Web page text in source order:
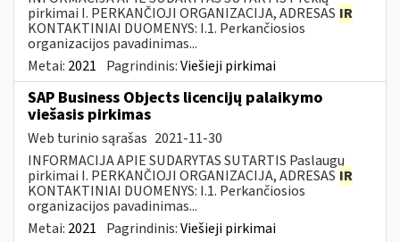
pirkimai I. PERKANČIOJI ORGANIZACIJA, ADRESAS IR
KONTAKTINIAI DUOMENYS: I.1. Perkančiosios
organizacijos pavadinimas...
Metai: 2021 Pagrindinis:Viešieji pirkimai
SAP Business Objects licencijų palaikymo
viešasis pirkimas
Web turinio sąrašas 2021-11-30
INFORMACIJA APIE SUDARYTAS SUTARTIS Paslaugų
pirkimai I. PERKANČIOJI ORGANIZACIJA, ADRESAS IR
KONTAKTINIAI DUOMENYS: I.1. Perkančiosios
organizacijos pavadinimas...
Metai: 2021 Pagrindinis:Viešieji pirkimai